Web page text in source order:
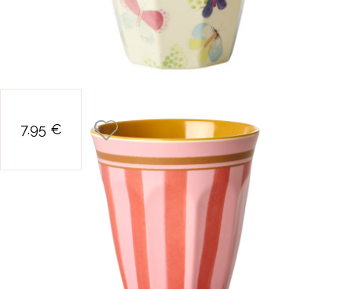
verre rayures
7.95 €